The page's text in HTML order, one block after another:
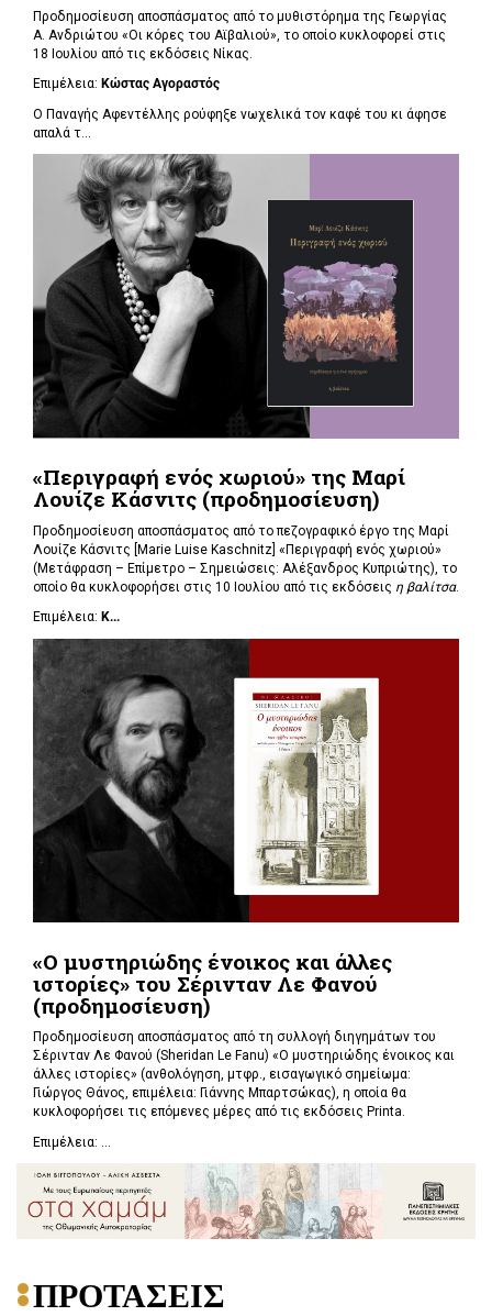
Προδημοσίευση αποσπάσματος από το μυθιστόρημα της Γεωργίας
Α. Ανδριώτου «Οι κόρες του Αϊβαλιού», το οποίο κυκλοφορεί στις
18 Ιουλίου από τις εκδόσεις Νίκας.
Επιμέλεια: Κώστας Αγοραστός
Ο Παναγής Αφεντέλλης ρούφηξε νωχελικά τον καφέ του κι άφησε
απαλά τ...
«Περιγραφή ενός χωριού» της Μαρί
Λουίζε Κάσνιτς (προδημοσίευση)
Προδημοσίευση αποσπάσματος από το πεζογραφικό έργο της Μαρί
Λουίζε Κάσνιτς [Marie Luise Kaschnitz] «Περιγραφή ενός χωριού»
(Μετάφραση – Επίμετρο – Σημειώσεις: Αλέξανδρος Κυπριώτης), το
οποίο θα κυκλοφορήσει στις 10 Ιουλίου από τις εκδόσεις η βαλίτσα.
Επιμέλεια: Κ...
«Ο μυστηριώδης ένοικος και άλλες
ιστορίες» του Σέρινταν Λε Φανού
(προδημοσίευση)
Προδημοσίευση αποσπάσματος από τη συλλογή διηγημάτων του
Σέρινταν Λε Φανού (Sheridan Le Fanu) «Ο μυστηριώδης ένοικος και
άλλες ιστορίες» (ανθολόγηση, μτφρ., εισαγωγικό σημείωμα:
Γιώργος Θάνος, επιμέλεια: Γιάννης Μπαρτσώκας), η οποία θα
κυκλοφορήσει τις επόμενες μέρες από τις εκδόσεις Printa.
Επιμέλεια: ...
ΠΡΟΤΑΣΕΙΣ